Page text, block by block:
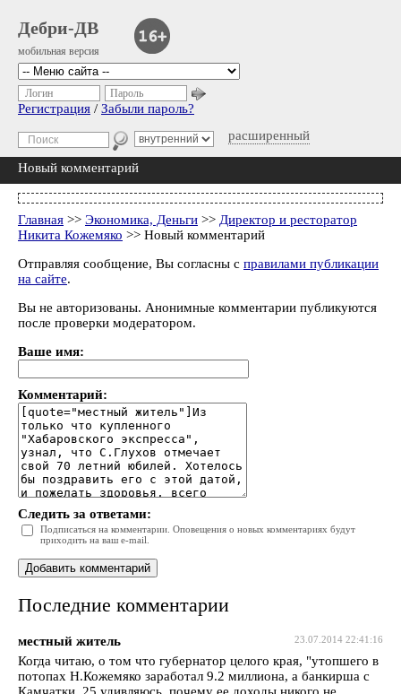
Дебри-ДВ
мобильная версия
расширенный
Логин Пароль
Регистрация / Забыли пароль?
Новый комментарий
Главная >> Экономика, Деньги >> Директор и ресторатор
Никита Кожемяко >> Новый комментарий
Отправляя сообщение, Вы согласны с правилами публикации
на сайте.
Вы не авторизованы. Анонимные комментарии публикуются
после проверки модератором.
Ваше имя:
Комментарий:
Следить за ответами:
Подписаться на комментарии. Оповещения о новых комментариях будут
приходить на ваш e-mail.
Последние комментарии
23.07.2014 22:41:16
местный житель
Когда читаю, о том что губернатор целого края, "утопшего в
потопах Н.Кожемяко заработал 9.2 миллиона, а банкирша с
Камчатки, 25,удивляюсь, почему ее доходы никого не